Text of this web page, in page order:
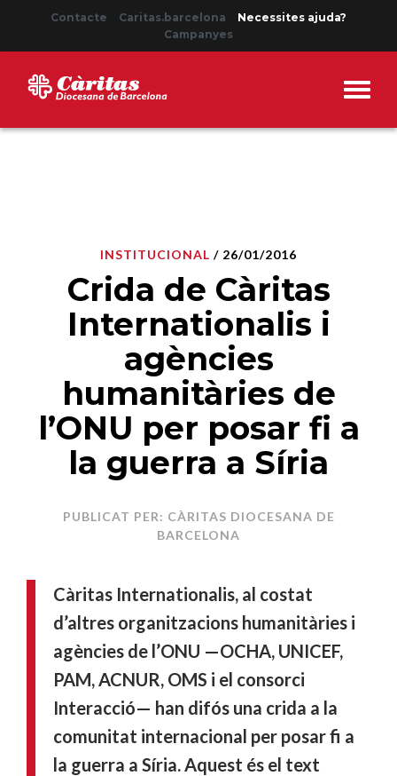
Contacte Caritas.barcelona
Necessites ajuda?
Campanyes
INSTITUCIONAL / 26/01/2016
Crida de Càritas
Internationalis i
agències
humanitàries de
l’ONU per posar fi a
la guerra a Síria
PUBLICAT PER: CÀRITAS DIOCESANA DE
BARCELONA
Càritas Internationalis, al costat
d’altres organitzacions humanitàries i
agències de l’ONU —OCHA, UNICEF,
PAM, ACNUR, OMS i el consorci
Interacció— han difós una crida a la
comunitat internacional per posar fi a
la guerra a Síria. Aquest és el text